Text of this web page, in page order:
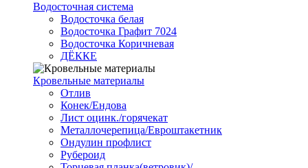
Водосточная система
Водосточка белая
Водосточка Графит 7024
Водосточка Коричневая
ДЁККЕ
Кровельные материалы
Отлив
Конек/Ендова
Лист оцинк./горячекат
Металлочерепица/Евроштакетник
Ондулин профлист
Рубероид